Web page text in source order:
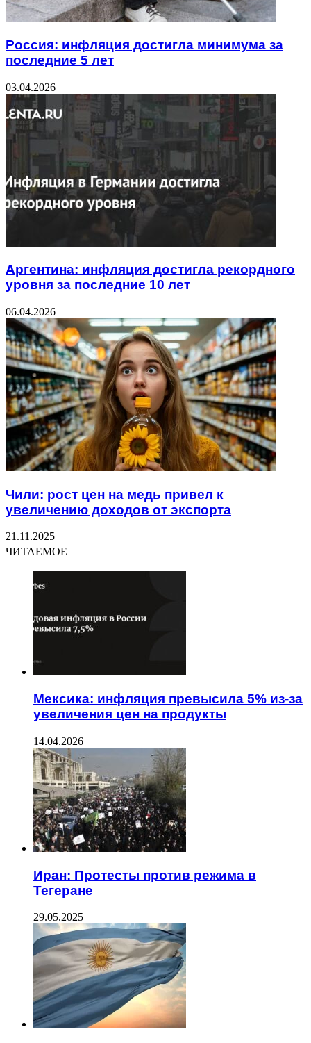
Россия: инфляция достигла минимума за
последние 5 лет
03.04.2026
Аргентина: инфляция достигла рекордного
уровня за последние 10 лет
06.04.2026
Чили: рост цен на медь привел к
увеличению доходов от экспорта
21.11.2025
ЧИТАЕМОЕ
Мексика: инфляция превысила 5% из-за
увеличения цен на продукты
14.04.2026
Иран: Протесты против режима в
Тегеране
29.05.2025